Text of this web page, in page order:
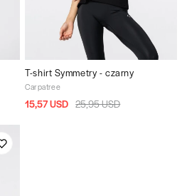
T-shirt Symmetry - czarny
Carpatree
15,57 USD 25,95 USD